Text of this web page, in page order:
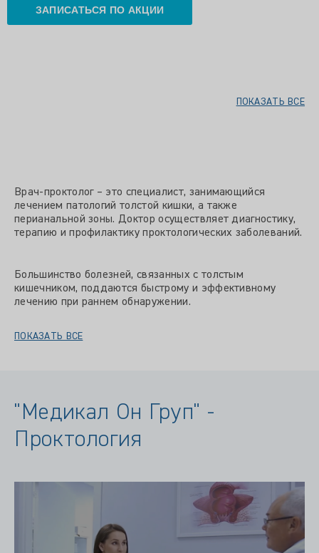
ЗАПИСАТЬСЯ ПО АКЦИИ
ПОКАЗАТЬ ВСЕ
Врач-проктолог – это специалист, занимающийся
лечением патологий толстой кишки, а также
перианальной зоны. Доктор осуществляет диагностику,
терапию и профилактику проктологических заболеваний.
Большинство болезней, связанных с толстым
кишечником, поддаются быстрому и эффективному
лечению при раннем обнаружении.
ПОКАЗАТЬ ВСЕ
"Медикал Он Груп" -
Проктология